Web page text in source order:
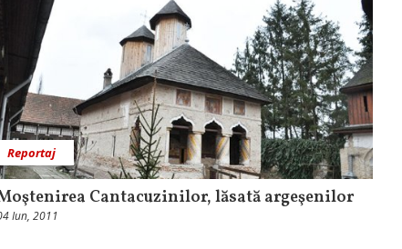
Reportaj
Cantacuzinilor, lăsată argeşenilor
Iun, 2011